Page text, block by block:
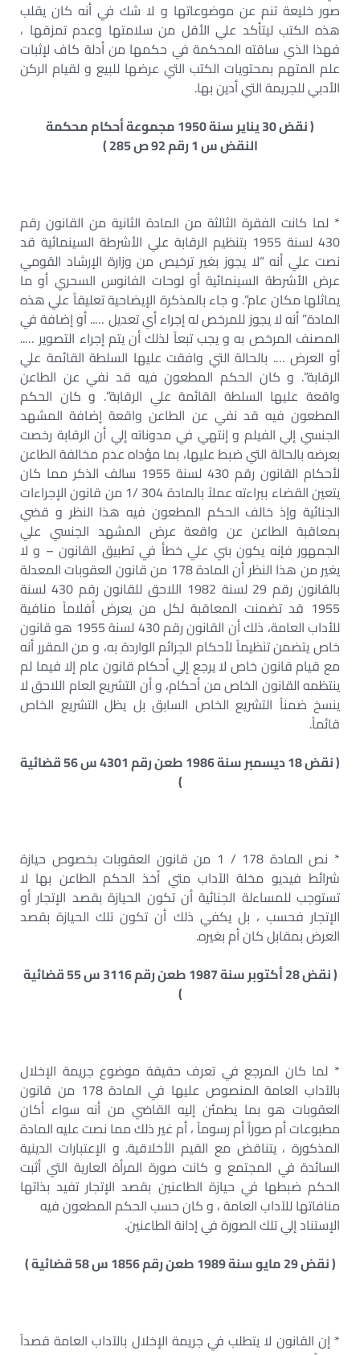
صور خليعة تنم عن موضوعاتها و لا شك في أنه كان يقلب
هذه الكتب ليتأكد علي الأقل من سلامتها وعدم تمزقها ،
فهذا الذي ساقته المحكمة في حكمها من أدلة كاف لإثبات
علم المتهم بمحتويات الكتب التي عرضها للبيع و لقيام الركن
الأدبي للجريمة التي أدين بها.
( نقض 30 يناير سنة 1950 مجموعة أحكام محكمة
النقض س 1 رقم 92 ص 285 )
* لما كانت الفقرة الثالثة من المادة الثانية من القانون رقم
430 لسنة 1955 بتنظيم الرقابة علي الأشرطة السينمائية قد
نصت علي أنه “لا يجوز بغير ترخيص من وزارة الإرشاد القومي
عرض الأشرطة السينمائية أو لوحات الفانوس السحري أو ما
يماثلها مكان عام”. و جاء بالمذكرة الإيضاحية تعليقاً علي هذه
المادة” أنه لا يجوز للمرخص له إجراء أي تعديل ….. أو إضافة في
المصنف المرخص به و يجب تبعاً لذلك أن يتم إجراء التصوير …..
أو العرض …. بالحالة التي وافقت عليها السلطة القائمة علي
الرقابة”. و كان الحكم المطعون فيه قد نفي عن الطاعن
واقعة عليها السلطة القائمة علي الرقابة”. و كان الحكم
المطعون فيه قد نفي عن الطاعن واقعة إضافة المشهد
الجنسي إلي الفيلم و إنتهي في مدوناته إلي أن الرقابة رخصت
بعرضه بالحالة التي ضبط عليها، بما مؤداه عدم مخالفة الطاعن
لأحكام القانون رقم 430 لسنة 1955 سالف الذكر مما كان
يتعين القضاء ببراءته عملاً بالمادة 304 /1 من قانون الإجراءات
الجنائية وإذ خالف الحكم المطعون فيه هذا النظر و قضي
بمعاقبة الطاعن عن واقعة عرض المشهد الجنسي علي
الجمهور فإنه يكون بني علي خطأ في تطبيق القانون – و لا
يغير من هذا النظر أن المادة 178 من قانون العقوبات المعدلة
بالقانون رقم 29 لسنة 1982 اللاحق للقانون رقم 430 لسنة
1955 قد تضمنت المعاقبة لكل من يعرض أفلاماً منافية
للأداب العامة، ذلك أن القانون رقم 430 لسنة 1955 هو قانون
خاص يتضمن تنظيماً لأحكام الجرائم الواردة به، و من المقرر أنه
مع قيام قانون خاص لا يرجع إلي أحكام قانون عام إلا فيما لم
ينتظمه القانون الخاص من أحكام، و أن التشريع العام اللاحق لا
ينسخ ضمناً التشريع الخاص السابق بل يظل التشريع الخاص
قائماً.
( نقض 18 ديسمبر سنة 1986 طعن رقم 4301 س 56 قضائية
)
* نص المادة 178 / 1 من قانون العقوبات بخصوص حيازة
شرائط فيديو مخلة الآداب متي أخذ الحكم الطاعن بها لا
تستوجب للمساءلة الجنائية أن تكون الحيازة بقصد الإتجار أو
الإتجار فحسب ، بل يكفي ذلك أن تكون تلك الحيازة بقصد
العرض بمقابل كان أم بغيره.
( نقض 28 أكتوبر سنة 1987 طعن رقم 3116 س 55 قضائية
)
* لما كان المرجع في تعرف حقيقة موضوع جريمة الإخلال
بالآداب العامة المنصوص عليها في المادة 178 من قانون
العقوبات هو بما يطمئن إليه القاضي من أنه سواء أكان
مطبوعات أم صوراً أم رسوماً ، أم غير ذلك مما نصت عليه المادة
المذكورة ، يتناقض مع القيم الأخلاقية. و الإعتبارات الدينية
السائدة في المجتمع و كانت صورة المرأة العارية التي أثبت
الحكم ضبطها في حيازة الطاعنين بقصد الإتجار تفيد بذاتها
منافاتها للآداب العامة ، و كان حسب الحكم المطعون فيه
الإستناد إلي تلك الصورة في إدانة الطاعنين.
( نقض 29 مايو سنة 1989 طعن رقم 1856 س 58 قضائية )
* إن القانون لا يتطلب في جريمة الإخلال بالآداب العامة قصداً